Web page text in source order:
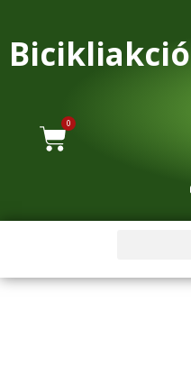
Bicikliakció
0